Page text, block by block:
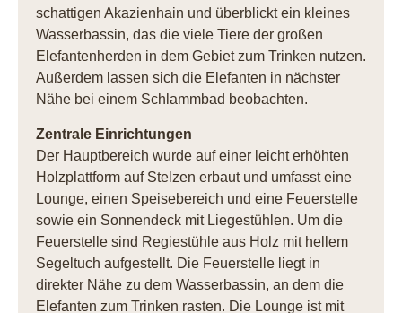
schattigen Akazienhain und überblickt ein kleines
Wasserbassin, das die viele Tiere der großen
Elefantenherden in dem Gebiet zum Trinken nutzen.
Außerdem lassen sich die Elefanten in nächster
Nähe bei einem Schlammbad beobachten.
Zentrale Einrichtungen
Der Hauptbereich wurde auf einer leicht erhöhten
Holzplattform auf Stelzen erbaut und umfasst eine
Lounge, einen Speisebereich und eine Feuerstelle
sowie ein Sonnendeck mit Liegestühlen. Um die
Feuerstelle sind Regiestühle aus Holz mit hellem
Segeltuch aufgestellt. Die Feuerstelle liegt in
direkter Nähe zu dem Wasserbassin, an dem die
Elefanten zum Trinken rasten. Die Lounge ist mit